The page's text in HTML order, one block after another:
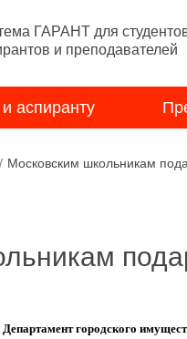
ГАРАНТ для
и преподавателей
аспиранту
Московским школьникам
городского